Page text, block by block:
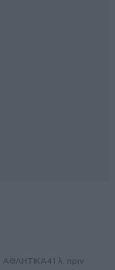
ΑΘΛΗΤΙΚΑ41 λ. πριν